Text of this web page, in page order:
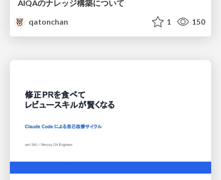
AIQAのナレッジ構築について
qatonchan
1 150